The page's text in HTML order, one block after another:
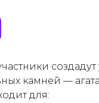
камней —
для: